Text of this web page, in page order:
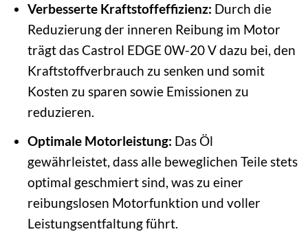
Verbesserte Kraftstoffeffizienz: Durch die
Reduzierung der inneren Reibung im Motor
trägt das Castrol EDGE 0W-20 V dazu bei, den
Kraftstoffverbrauch zu senken und somit
Kosten zu sparen sowie Emissionen zu
reduzieren.
Optimale Motorleistung: Das Öl
gewährleistet, dass alle beweglichen Teile stets
optimal geschmiert sind, was zu einer
reibungslosen Motorfunktion und voller
Leistungsentfaltung führt.